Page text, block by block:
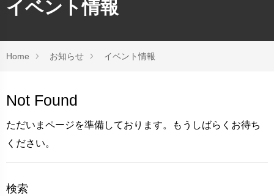
イベント情報
Home お知らせ イベント情報
Not Found
ただいまページを準備しております。もうしばらくお待ち
ください。
検索